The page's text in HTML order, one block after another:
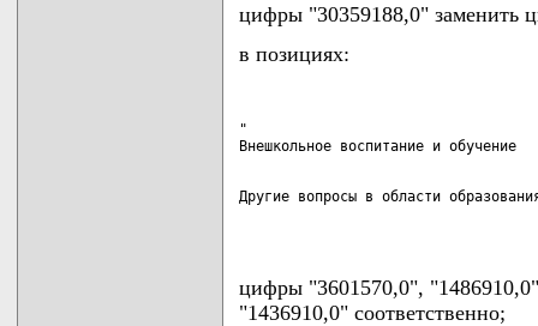
цифры "30359188,0" заменить
в позициях:
"
Другие вопросы в области
цифры "3601570,0",
"1436910,0" соответственно;